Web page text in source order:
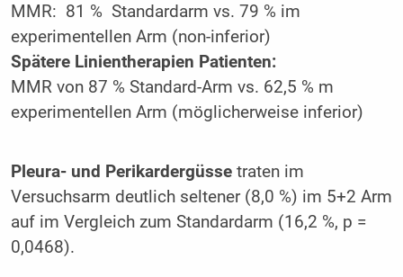
MMR: 81 % Standardarm vs. 79 % im
experimentellen Arm (non-inferior)
Spätere Linientherapien Patienten:
MMR von 87 % Standard-Arm vs. 62,5 % m
experimentellen Arm (möglicherweise inferior)
Pleura- und Perikardergüssetraten im
Versuchsarm deutlich seltener (8,0 %) im 5+2 Arm
auf im Vergleich zum Standardarm (16,2 %, p =
0,0468).